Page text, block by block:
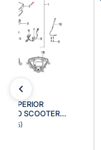
SUPERIOR
SCOOTER
15)